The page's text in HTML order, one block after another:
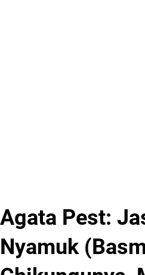
Agata Pest:
Nyamuk